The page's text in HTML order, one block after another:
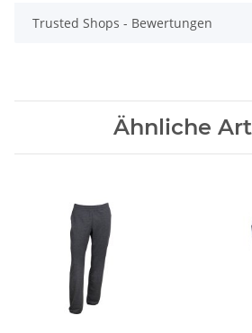
Trusted Shops - Bewertungen
Ähnliche